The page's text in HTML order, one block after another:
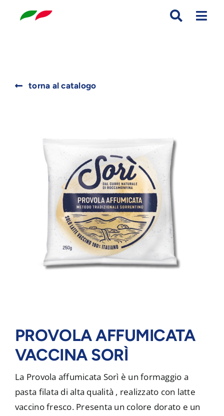
torna al catalogo
PROVOLA AFFUMICATA
VACCINA SORÌ
La Provola affumicata Sorì è un formaggio a
pasta filata di alta qualità , realizzato con latte
vaccino fresco. Presenta un colore dorato e un
for: